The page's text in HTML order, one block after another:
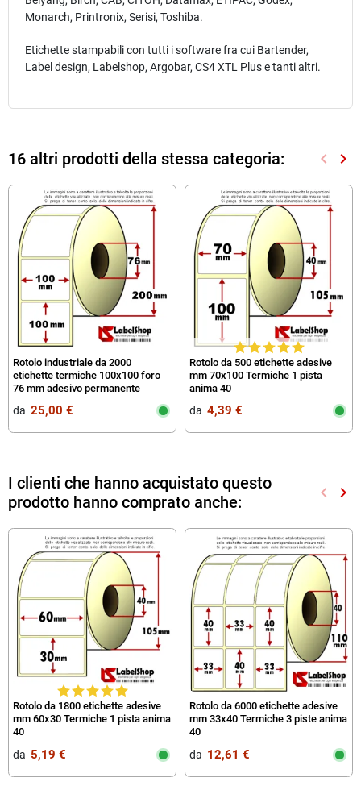
Monarch, Printronix, Serisi, Toshiba.
Etichette stampabili con tutti i software fra cui Bartender,
Label design, Labelshop, Argobar, CS4 XTL Plus e tanti altri.
16 altri prodotti della stessa categoria: keyboard_arrow_left keyboard_arrow_right
Rotolo industriale da 2000
etichette termiche 100x100 foro
76 mm adesivo permanente
da‎ ‎ 25,00 €
Rotolo da 500 etichette adesive
mm 70x100 Termiche 1 pista
anima 40
da‎ ‎ 4,39 €
I clienti che hanno acquistato questo
prodotto hanno comprato anche:
keyboard_arrow_left keyboard_arrow_right
Rotolo da 1800 etichette adesive
mm 60x30 Termiche 1 pista anima
40
da‎ ‎ 5,19 €
Rotolo da 6000 etichette adesive
mm 33x40 Termiche 3 piste anima
40
da‎ ‎ 12,61 €